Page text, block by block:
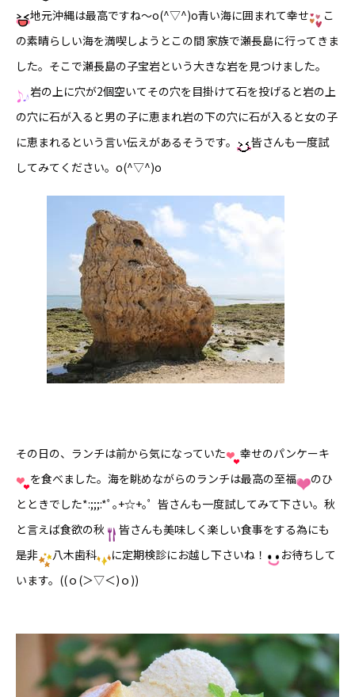
地元沖縄は最高ですね〜o(^▽^)o青い海に囲まれて幸せ
こ
の素晴らしい海を満喫しようと この間 家族で瀬長島に行ってきま
した。そこで瀬長島の子宝岩という大きな岩を見つけました。
岩の上に穴が2個空いてその穴を目掛けて石を投げると岩の上
の穴に石が入ると男の子に恵まれ岩の下の穴に石が入ると女の子
に恵まれるという言い伝えがあるそうです。
皆さんも一度試
してみてください。o(^▽^)o
その日の、ランチは前から気になっていた
幸せのパンケーキ
を食べました。海を眺めながらのランチは最高の至福
のひ
とときでした*:;;;:*ﾟ｡+☆+｡ﾟ 皆さんも一度試してみて下さい。秋
と言えば食欲の秋
皆さんも美味しく楽しい食事をする為にも
是非
八木歯科 に定期検診にお越し下さいね！
お待ちして
います。((ｏ(＞▽＜)ｏ))